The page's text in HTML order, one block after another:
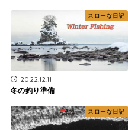
スローな日記
2022.12.11
冬の釣り準備
スローな日記